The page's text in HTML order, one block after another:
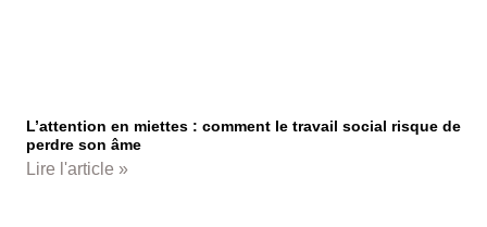
L’attention en miettes : comment le travail social risque de
perdre son âme
Lire l'article »